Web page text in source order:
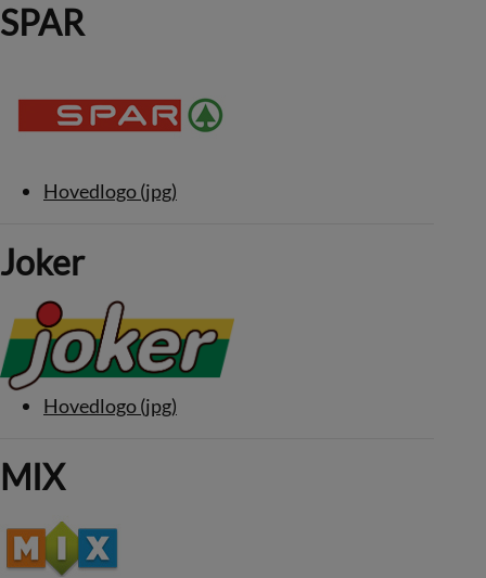
SPAR
Hovedlogo (jpg)
Joker
Hovedlogo (jpg)
MIX